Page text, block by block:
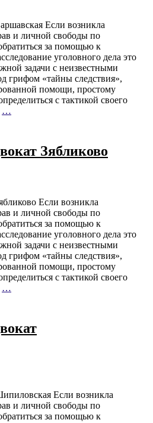
Если возникла
и личной свободы по
за помощью к
уголовного дела это
задачи с неизвестными
грифом «тайны следствия»,
помощи, простому
с тактикой своего
…
Зябликово
Если возникла
и личной свободы по
за помощью к
уголовного дела это
задачи с неизвестными
грифом «тайны следствия»,
помощи, простому
с тактикой своего
…
Если возникла
и личной свободы по
за помощью к